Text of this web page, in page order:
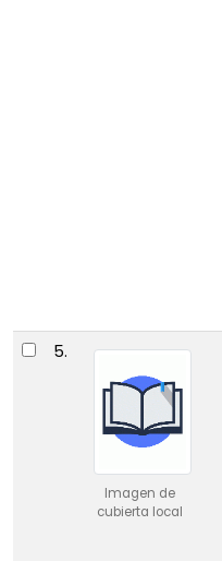
5.
Imagen de
cubierta local